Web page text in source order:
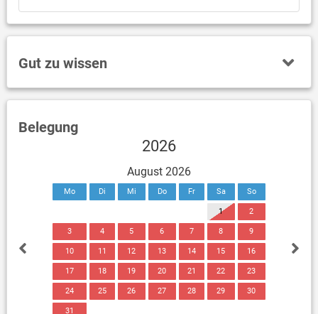
Gut zu wissen
Belegung
2026
August 2026
Mo Di Mi Do Fr Sa So
1 2
3 4 5 6 7 8 9
10 11 12 13 14 15 16
17 18 19 20 21 22 23
24 25 26 27 28 29 30
31